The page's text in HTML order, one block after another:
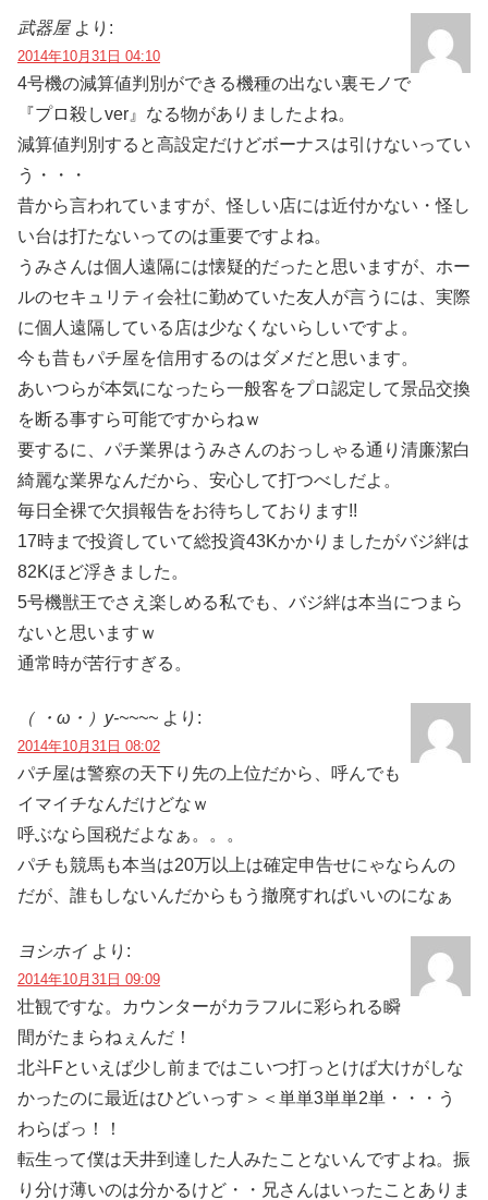
武器屋 より:
2014年10月31日 04:10
4号機の減算値判別ができる機種の出ない裏モノで
『プロ殺しver』なる物がありましたよね。
減算値判別すると高設定だけどボーナスは引けないってい
う・・・
昔から言われていますが、怪しい店には近付かない・怪し
い台は打たないってのは重要ですよね。
うみさんは個人遠隔には懐疑的だったと思いますが、ホー
ルのセキュリティ会社に勤めていた友人が言うには、実際
に個人遠隔している店は少なくないらしいですよ。
今も昔もパチ屋を信用するのはダメだと思います。
あいつらが本気になったら一般客をプロ認定して景品交換
を断る事すら可能ですからねｗ
要するに、パチ業界はうみさんのおっしゃる通り清廉潔白
綺麗な業界なんだから、安心して打つべしだよ。
毎日全裸で欠損報告をお待ちしております!!
17時まで投資していて総投資43Kかかりましたがバジ絆は
82Kほど浮きました。
5号機獣王でさえ楽しめる私でも、バジ絆は本当につまら
ないと思いますｗ
通常時が苦行すぎる。
（ ・ω・）y-~~~~ より:
2014年10月31日 08:02
パチ屋は警察の天下り先の上位だから、呼んでも
イマイチなんだけどなｗ
呼ぶなら国税だよなぁ。。。
パチも競馬も本当は20万以上は確定申告せにゃならんの
だが、誰もしないんだからもう撤廃すればいいのになぁ
ヨシホイ より:
2014年10月31日 09:09
壮観ですな。カウンターがカラフルに彩られる瞬
間がたまらねぇんだ！
北斗Fといえば少し前まではこいつ打っとけば大けがしな
かったのに最近はひどいっす＞＜単単3単単2単・・・う
わらばっ！！
転生って僕は天井到達した人みたことないんですよね。振
り分け薄いのは分かるけど・・兄さんはいったことありま